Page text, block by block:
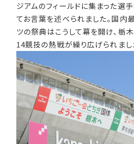
ジアムのフィールドに集まった選
てお言葉を述べられました。国内
ツの祭典はこうして幕を開け、栃
14競技の熱戦が繰り広げられまし